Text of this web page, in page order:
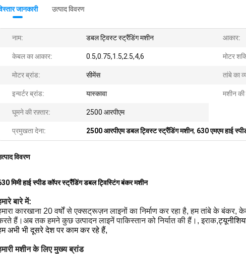
जानकारी उत्पाद विवरण
नाम: डबल ट्विस्ट स्ट्रैंडिंग मशीन आकार:
केबल का आकार: 0.5,0.75,1.5,2.5,4,6 मोटर
मोटर ब्रांड: सीमेंस तांबे का
इन्वर्टर ब्रांड: यास्कावा मशीन की
घूमने की रफ़्तार: 2500 आरपीएम
प्रमुखता देना: 2500 आरपीएम डबल ट्विस्ट स्ट्रैंडिंग मशीन, 630 एमएम हाई
विवरण
मिमी हाई स्पीड कॉपर स्ट्रैंडिंग डबल ट्विस्टिंग बंकर मशीन
बारे में:
कारखाना 20 वर्षों से एक्सट्रूज़न लाइनों का निर्माण कर रहा है, हम तांबे के बंकर,
हैं।अब तक हमने कुछ उत्पादन लाइनें पाकिस्तान को निर्यात की हैं।, इराक,
अभी भी दूसरे देश पर काम कर रहे हैं,
मशीन के लिए मुख्य ब्रांड